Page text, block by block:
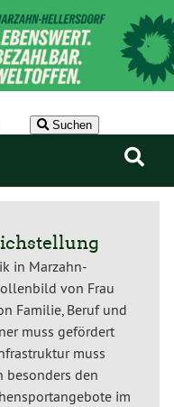
Suchen
in Marzahn-
von Frau
Familie, Beruf und
muss gefördert
muss
besonders den
im